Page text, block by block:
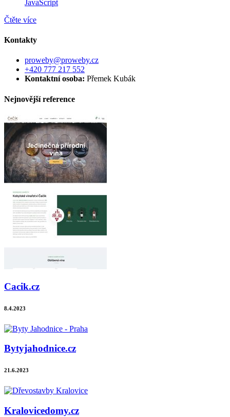
JavaScript
Čtěte více
Kontakty
proweby@proweby.cz
+420 777 217 552
Kontaktní osoba: Přemek Kubák
Nejnovější reference
Cacik.cz
8.4.2023
Bytyjahodnice.cz
21.6.2023
Kralovicedomy.cz